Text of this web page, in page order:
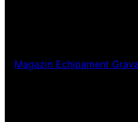
Magazin Echipament